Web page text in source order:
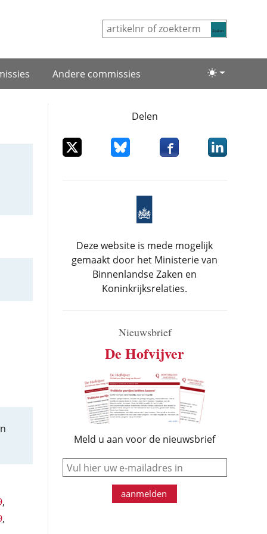
Lichte/
Andere commissies
,
,
Delen
Deel dit item op XDeel dit item op Bluesky
Deel dit item op
Deel dit
Deze website is mede mogelijk
gemaakt door het Ministerie van
Binnenlandse Zaken en
Koninkrijksrelaties.
Nieuwsbrief
De Hofvijver
Meld u aan voor de nieuwsbrief
e-mail
aanmelden